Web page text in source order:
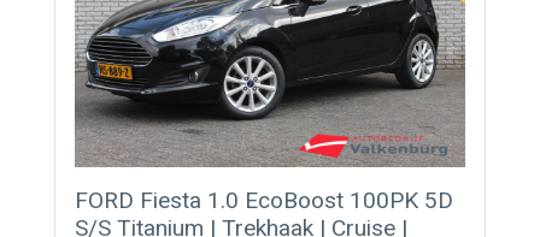
FORD Fiesta 1.0 EcoBoost 100PK 5D
S/S Titanium | Trekhaak | Cruise |